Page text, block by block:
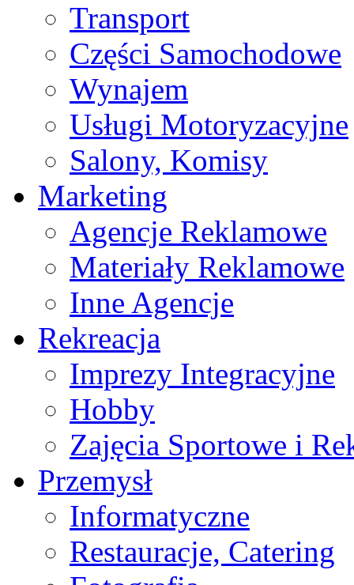
Transport
Części Samochodowe
Wynajem
Usługi Motoryzacyjne
Salony, Komisy
Marketing
Agencje Reklamowe
Materiały Reklamowe
Inne Agencje
Rekreacja
Imprezy Integracyjne
Hobby
Zajęcia Sportowe i
Przemysł
Informatyczne
Restauracje, Catering